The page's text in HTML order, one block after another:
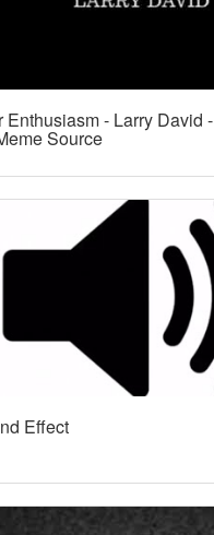
Enthusiasm - Larry David -
Source
Effect